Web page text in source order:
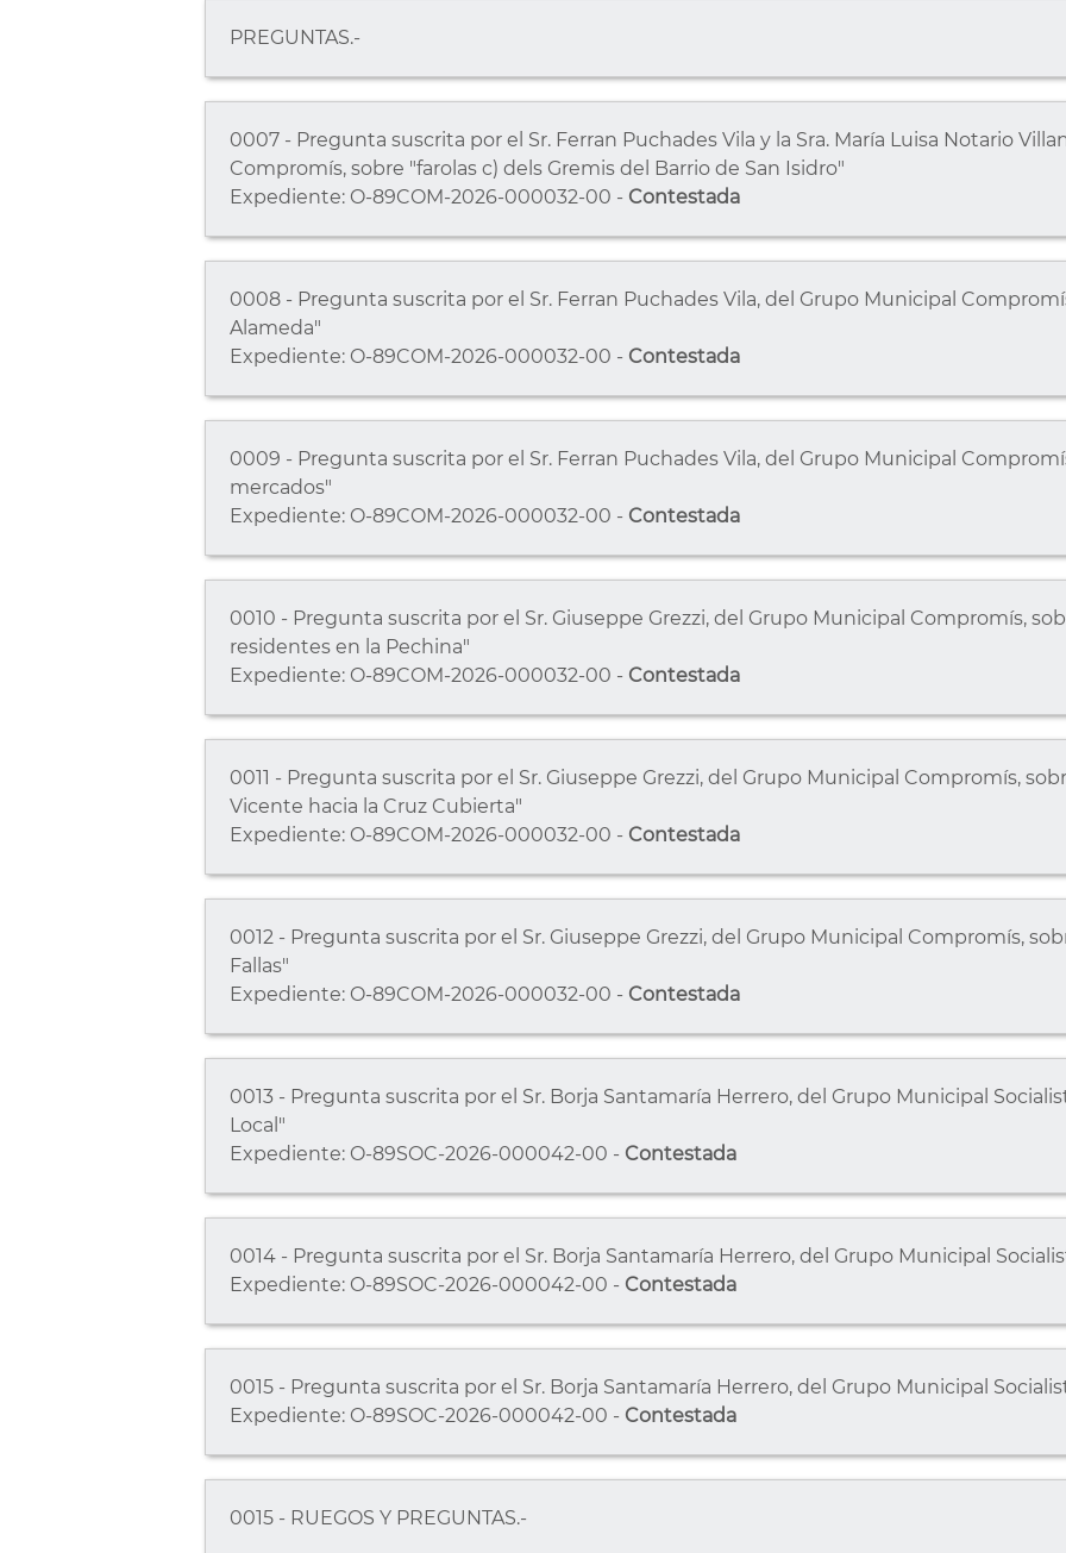
PREGUNTAS.-
0007 - Pregunta suscrita por el Sr. Ferran Puchades Vila y la Sra. María Luisa Notario
Compromís, sobre "farolas c) dels Gremis del Barrio de San Isidro"
Expediente: O-89COM-2026-000032-00 - Contestada
0008 - Pregunta suscrita por el Sr. Ferran Puchades Vila, del Grupo Municipal
Alameda"
Expediente: O-89COM-2026-000032-00 - Contestada
0009 - Pregunta suscrita por el Sr. Ferran Puchades Vila, del Grupo Municipal
mercados"
Expediente: O-89COM-2026-000032-00 - Contestada
0010 - Pregunta suscrita por el Sr. Giuseppe Grezzi, del Grupo Municipal Compromís,
residentes en la Pechina"
Expediente: O-89COM-2026-000032-00 - Contestada
0011 - Pregunta suscrita por el Sr. Giuseppe Grezzi, del Grupo Municipal Compromís,
Vicente hacia la Cruz Cubierta"
Expediente: O-89COM-2026-000032-00 - Contestada
0012 - Pregunta suscrita por el Sr. Giuseppe Grezzi, del Grupo Municipal Compromís,
Fallas"
Expediente: O-89COM-2026-000032-00 - Contestada
0013 - Pregunta suscrita por el Sr. Borja Santamaría Herrero, del Grupo Municipal
Local"
Expediente: O-89SOC-2026-000042-00 - Contestada
0014 - Pregunta suscrita por el Sr. Borja Santamaría Herrero, del Grupo Municipal
Expediente: O-89SOC-2026-000042-00 - Contestada
0015 - Pregunta suscrita por el Sr. Borja Santamaría Herrero, del Grupo Municipal
Expediente: O-89SOC-2026-000042-00 - Contestada
0015 - RUEGOS Y PREGUNTAS.-